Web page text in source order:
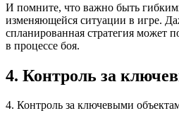
И помните, что важно быть
изменяющейся ситуации в игре.
спланированная стратегия может
в процессе боя.
4. Контроль за
4. Контроль за ключевыми